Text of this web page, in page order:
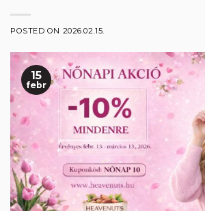
POSTED ON 2026.02.15.
15
febr